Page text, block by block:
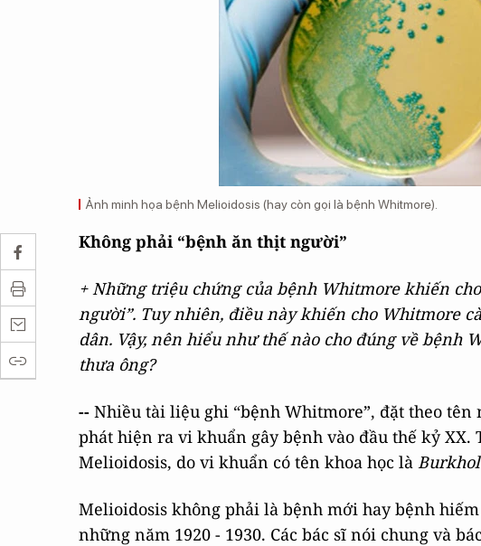
Ảnh minh họa bệnh Melioidosis (hay còn gọi là bệnh Whitmore).
Không phải “bệnh ăn thịt người”
+ Những triệu chứng của bệnh Whitmore khiến
người”. Tuy nhiên, điều này khiến cho Whitmore
dân. Vậy, nên hiểu như thế nào cho đúng về bệnh
thưa ông?
-- Nhiều tài liệu ghi “bệnh Whitmore”, đặt theo
phát hiện ra vi khuẩn gây bệnh vào đầu thế kỷ
Melioidosis, do vi khuẩn có tên khoa học là
Melioidosis không phải là bệnh mới hay bệnh
những năm 1920 - 1930. Các bác sĩ nói chung và